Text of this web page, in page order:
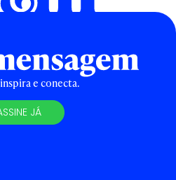
e conecta.
JÁ